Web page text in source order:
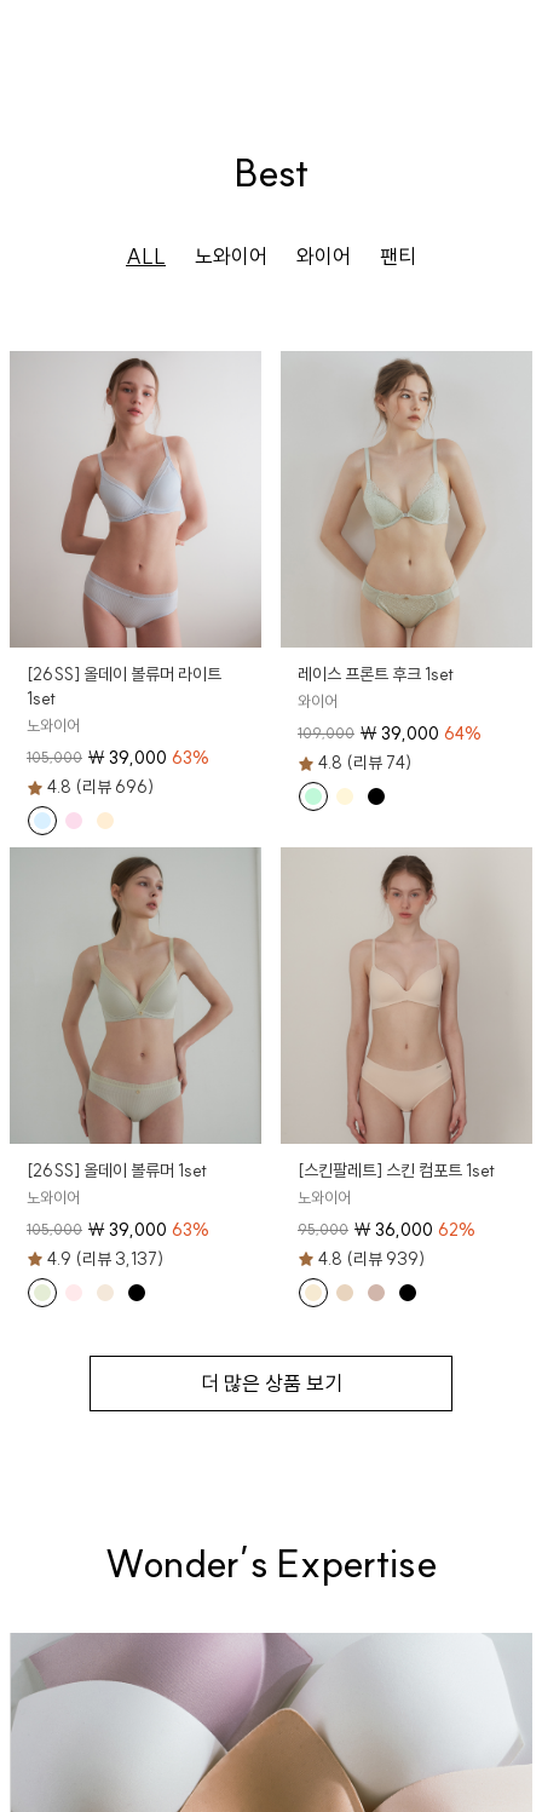
Best
ALL 노와이어 와이어 팬티
[26SS] 올데이 볼류머 라이트
1set
노와이어
105,000 ₩39,000 63%
4.8 (리뷰 696)
레이스 프론트 후크 1set
와이어
109,000 ₩39,000 64%
4.8 (리뷰 74)
[26SS] 올데이 볼류머 1set
노와이어
105,000 ₩39,000 63%
4.9 (리뷰 3,137)
[스킨팔레트] 스킨 컴포트 1set
노와이어
95,000 ₩36,000 62%
4.8 (리뷰 939)
더 많은 상품 보기
Wonder’s Expertise